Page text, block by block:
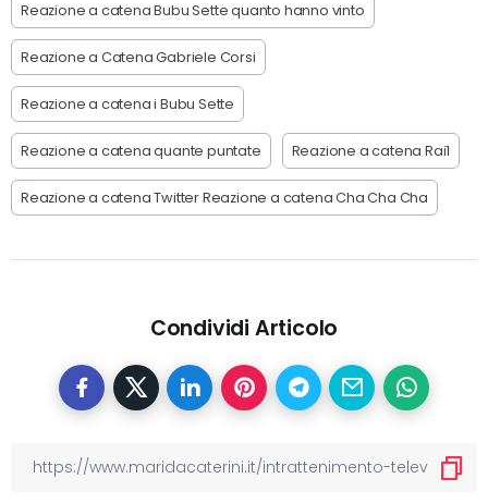
Reazione a catena Bubu Sette quanto hanno vinto
Reazione a Catena Gabriele Corsi
Reazione a catena i Bubu Sette
Reazione a catena quante puntate Reazione a catena Rai1
Reazione a catena Twitter Reazione a catena Cha Cha Cha
Condividi Articolo